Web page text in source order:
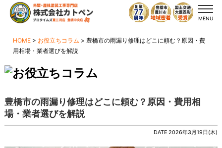
MENU
HOME > お役立ちコラム > 豊橋市の雨漏り修理はどこに頼む？原因・費
用相場・業者選びを解説
豊橋市の雨漏り修理はどこに頼む？原因・費用相
場・業者選びを解説
DATE 2026年3月19日(木)